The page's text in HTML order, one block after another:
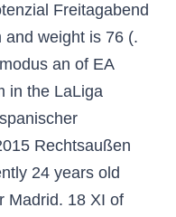
Freitagabend
and weight is 76 (.
an of EA
in the LaLiga
Rechtsaußen
24 years old
Madrid. 18 XI of